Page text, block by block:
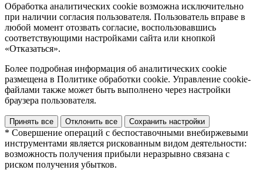
Обработка аналитических cookie возможна исключительно
при наличии согласия пользователя. Пользователь вправе в
любой момент отозвать согласие, воспользовавшись
соответствующими настройками сайта или кнопкой
«Отказаться».
Более подробная информация об аналитических cookie
размещена в Политике обработки cookie. Управление cookie-
файлами также может быть выполнено через настройки
браузера пользователя.
Принять все Отклонить все Сохранить настройки
* Совершение операций с беспоставочными внебиржевыми
инструментами является рискованным видом деятельности:
возможность получения прибыли неразрывно связана с
риском получения убытков.